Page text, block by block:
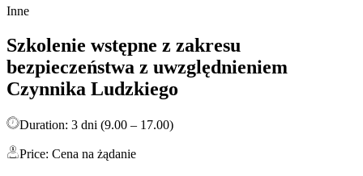
Inne
Szkolenie wstępne z zakresu
bezpieczeństwa z uwzględnieniem
Czynnika Ludzkiego
Duration: 3 dni (9.00 – 17.00)
Price: Cena na żądanie